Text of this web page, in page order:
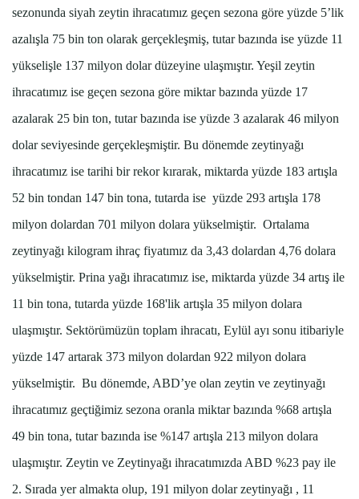
sezonunda siyah zeytin ihracatımız geçen sezona göre yüzde 5’lik
azalışla 75 bin ton olarak gerçekleşmiş, tutar bazında ise yüzde 11
yükselişle 137 milyon dolar düzeyine ulaşmıştır. Yeşil zeytin
ihracatımız ise geçen sezona göre miktar bazında yüzde 17
azalarak 25 bin ton, tutar bazında ise yüzde 3 azalarak 46 milyon
dolar seviyesinde gerçekleşmiştir. Bu dönemde zeytinyağı
ihracatımız ise tarihi bir rekor kırarak, miktarda yüzde 183 artışla
52 bin tondan 147 bin tona, tutarda ise yüzde 293 artışla 178
milyon dolardan 701 milyon dolara yükselmiştir. Ortalama
zeytinyağı kilogram ihraç fiyatımız da 3,43 dolardan 4,76 dolara
yükselmiştir. Prina yağı ihracatımız ise, miktarda yüzde 34 artış ile
11 bin tona, tutarda yüzde 168'lik artışla 35 milyon dolara
ulaşmıştır. Sektörümüzün toplam ihracatı, Eylül ayı sonu itibariyle
yüzde 147 artarak 373 milyon dolardan 922 milyon dolara
yükselmiştir. Bu dönemde, ABD’ye olan zeytin ve zeytinyağı
ihracatımız geçtiğimiz sezona oranla miktar bazında %68 artışla
49 bin tona, tutar bazında ise %147 artışla 213 milyon dolara
ulaşmıştır. Zeytin ve Zeytinyağı ihracatımızda ABD %23 pay ile
2. Sırada yer almakta olup, 191 milyon dolar zeytinyağı , 11